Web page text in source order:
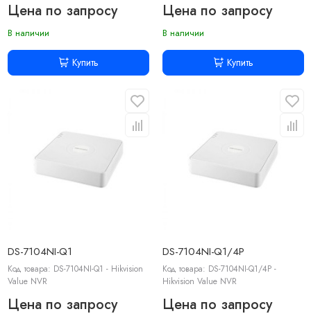
Цена по запросу
В наличии
Купить
Цена по запросу
В наличии
Купить
DS-7104NI-Q1
Код товара: DS-7104NI-Q1 - Hikvision
Value NVR
Цена по запросу
DS-7104NI-Q1/4P
Код товара: DS-7104NI-Q1/4P -
Hikvision Value NVR
Цена по запросу